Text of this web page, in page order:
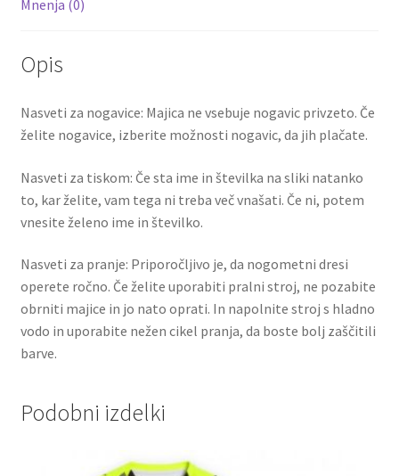
Mnenja (0)
Opis
Nasveti za nogavice: Majica ne vsebuje nogavic privzeto. Če
želite nogavice, izberite možnosti nogavic, da jih plačate.
Nasveti za tiskom: Če sta ime in številka na sliki natanko
to, kar želite, vam tega ni treba več vnašati. Če ni, potem
vnesite želeno ime in številko.
Nasveti za pranje: Priporočljivo je, da nogometni dresi
operete ročno. Če želite uporabiti pralni stroj, ne pozabite
obrniti majice in jo nato oprati. In napolnite stroj s hladno
vodo in uporabite nežen cikel pranja, da boste bolj zaščitili
barve.
Podobni izdelki